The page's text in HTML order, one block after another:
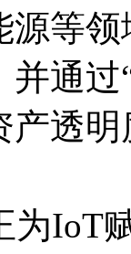
源等
通
产透
IoT